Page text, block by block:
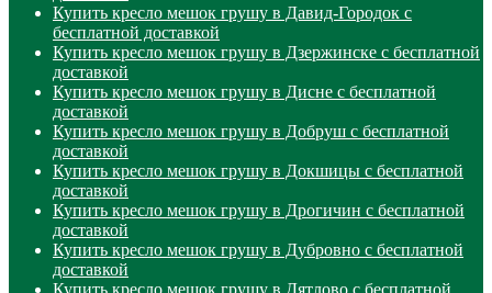
Купить кресло мешок грушу в Давид-Городок с
бесплатной доставкой
Купить кресло мешок грушу в Дзержинске с бесплатной
доставкой
Купить кресло мешок грушу в Дисне с бесплатной
доставкой
Купить кресло мешок грушу в Добруш с бесплатной
доставкой
Купить кресло мешок грушу в Докшицы с бесплатной
доставкой
Купить кресло мешок грушу в Дрогичин с бесплатной
доставкой
Купить кресло мешок грушу в Дубровно с бесплатной
доставкой
Купить кресло мешок грушу в Дятлово с бесплатной